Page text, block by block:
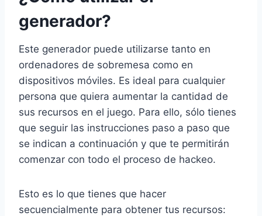
generador?
Este generador puede utilizarse tanto en
ordenadores de sobremesa como en
dispositivos móviles. Es ideal para cualquier
persona que quiera aumentar la cantidad de
sus recursos en el juego. Para ello, sólo tienes
que seguir las instrucciones paso a paso que
se indican a continuación y que te permitirán
comenzar con todo el proceso de hackeo.
Esto es lo que tienes que hacer
secuencialmente para obtener tus recursos: